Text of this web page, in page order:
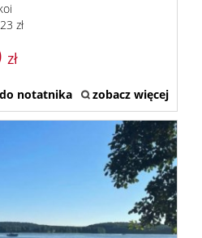
zł
zł
notatnika zobacz więcej